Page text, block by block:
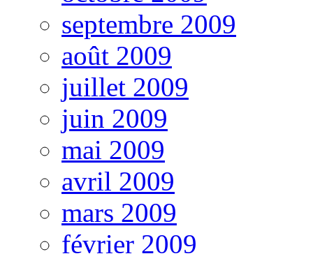
septembre 2009
août 2009
juillet 2009
juin 2009
mai 2009
avril 2009
mars 2009
février 2009